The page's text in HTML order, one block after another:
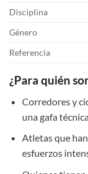
Disciplina
Género
Referencia
¿Para quién
Corredores y
una gafa
Atletas que
esfuerzos